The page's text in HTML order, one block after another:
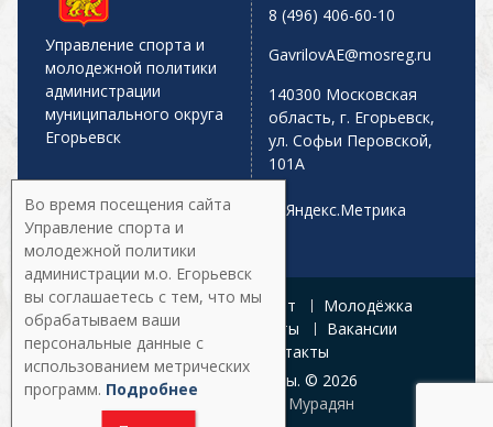
Управление спорта и
молодежной политики
администрации
муниципального округа
Егорьевск
8 (496) 406-60-10
GavrilovAE@mosreg.ru
140300 Московская
область, г. Егорьевск,
ул. Софьи Перовской,
101А
Главная Афиша Спорт
Молодёжка
Управление
Документы
Вакансии
Галерея
Контакты
Все права защищены. © 2026
Разработка:
Армен Мурадян
Во время посещения сайта
Управление спорта и
молодежной политики
администрации м.о. Егорьевск
вы соглашаетесь с тем, что мы
обрабатываем ваши
персональные данные с
использованием метрических
программ. Подробнее